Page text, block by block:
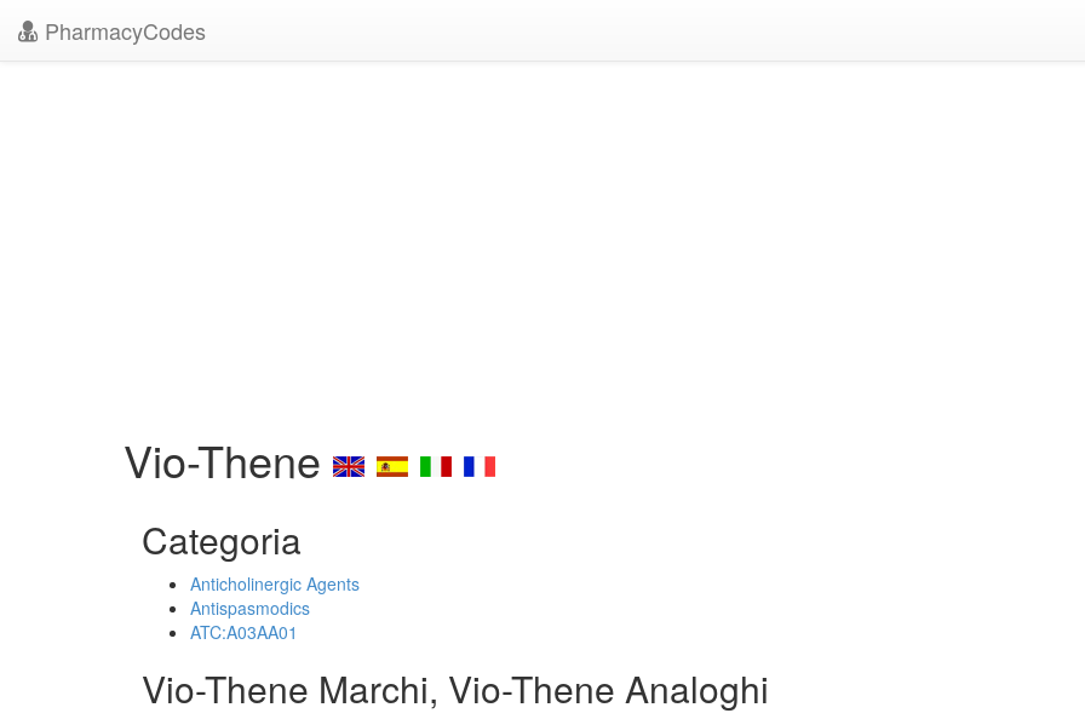
PharmacyCodes
Vio-Thene
Categoria
Anticholinergic Agents
Antispasmodics
ATC:A03AA01
Vio-Thene Marchi, Vio-Thene Analoghi